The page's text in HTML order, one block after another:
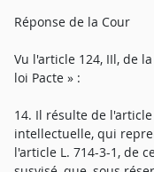
Réponse de la Cour
Vu l'article 124, IIl, de
loi Pacte » :
14. Il résulte de
intellectuelle, qui
l'article L. 714-3-1, de